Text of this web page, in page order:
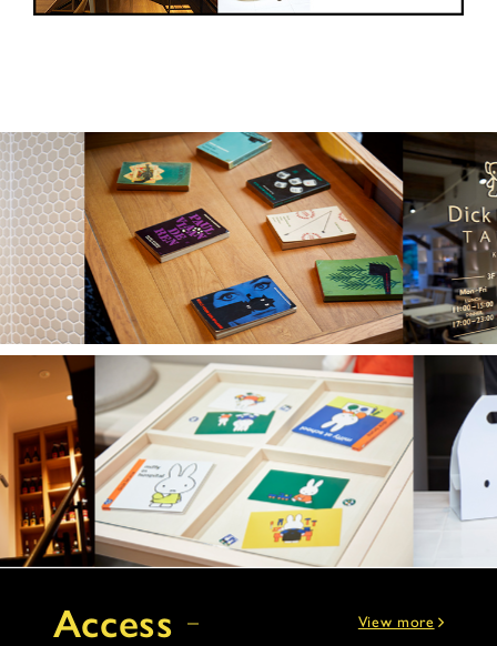
Access View more